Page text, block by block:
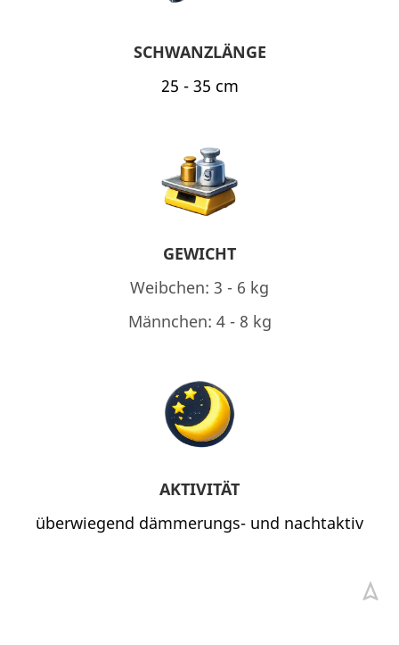
SCHWANZLÄNGE
25 - 35 cm
GEWICHT
Weibchen: 3 - 6 kg
Männchen: 4 - 8 kg
AKTIVITÄT
überwiegend dämmerungs- und nachtaktiv